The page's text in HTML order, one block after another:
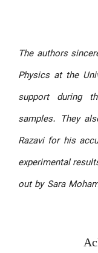
The authors
Physics at the
support during
samples. They
Razavi for his
experimental
out by Sara